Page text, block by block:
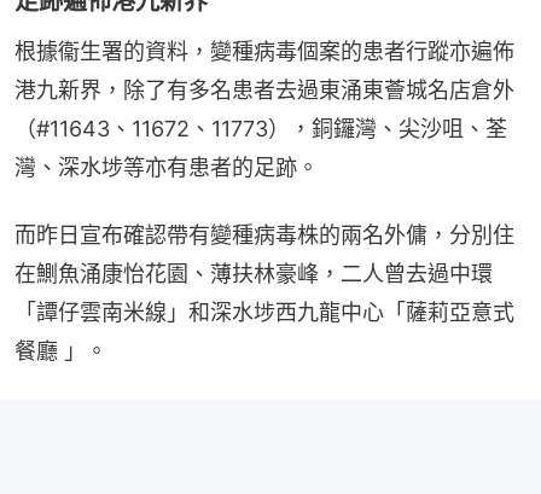
根據衞生署的資料，變種病毒個案的患者行蹤亦遍佈
港九新界，除了有多名患者去過東涌東薈城名店倉外
（#11643、11672、11773），銅鑼灣、尖沙咀、荃
灣、深水埗等亦有患者的足跡。
而昨日宣布確認帶有變種病毒株的兩名外傭，分別住
在鰂魚涌康怡花園、薄扶林豪峰，二人曾去過中環
「譚仔雲南米線」和深水埗西九龍中心「薩莉亞意式
餐廳 」。